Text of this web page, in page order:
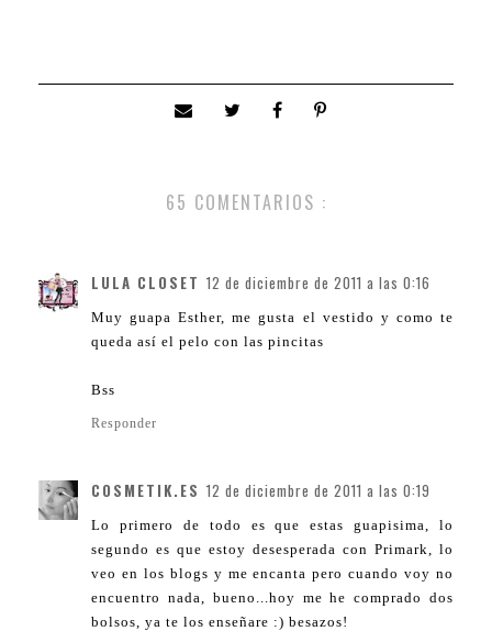
65 COMENTARIOS :
LULA CLOSET 12 de diciembre de 2011 a las 0:16
Muy guapa Esther, me gusta el vestido y como te
queda así el pelo con las pincitas
Bss
Responder
COSMETIK.ES 12 de diciembre de 2011 a las 0:19
Lo primero de todo es que estas guapisima, lo
segundo es que estoy desesperada con Primark, lo
veo en los blogs y me encanta pero cuando voy no
encuentro nada, bueno...hoy me he comprado dos
bolsos, ya te los enseñare :) besazos!